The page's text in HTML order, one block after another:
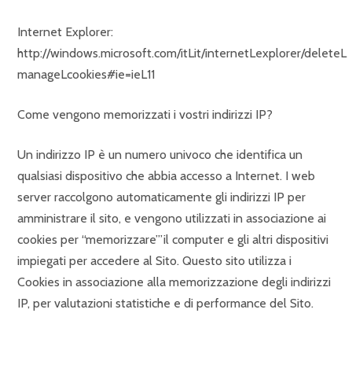
Internet Explorer:
http://windows.microsoft.com/itLit/internetLexplorer/deleteL
manageLcookies#ie=ieL11
Come vengono memorizzati i vostri indirizzi IP?
Un indirizzo IP è un numero univoco che identifica un
qualsiasi dispositivo che abbia accesso a Internet. I web
server raccolgono automaticamente gli indirizzi IP per
amministrare il sito, e vengono utilizzati in associazione ai
cookies per “memorizzare”’il computer e gli altri dispositivi
impiegati per accedere al Sito. Questo sito utilizza i
Cookies in associazione alla memorizzazione degli indirizzi
IP, per valutazioni statistiche e di performance del Sito.